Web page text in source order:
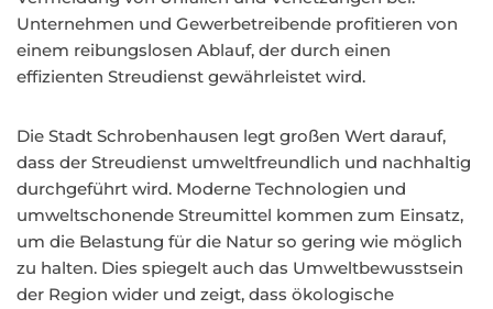
Unternehmen und Gewerbetreibende profitieren von
einem reibungslosen Ablauf, der durch einen
effizienten Streudienst gewährleistet wird.
Die Stadt Schrobenhausen legt großen Wert darauf,
dass der Streudienst umweltfreundlich und nachhaltig
durchgeführt wird. Moderne Technologien und
umweltschonende Streumittel kommen zum Einsatz,
um die Belastung für die Natur so gering wie möglich
zu halten. Dies spiegelt auch das Umweltbewusstsein
der Region wider und zeigt, dass ökologische